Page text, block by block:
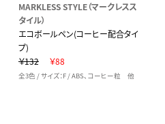
MARKLESS STYLE（マークレスス
タイル）
エコボールペン(コーヒー配合タイ
プ)
￥132
￥88
全3色 / サイズ：F / ABS、コーヒー粒 他